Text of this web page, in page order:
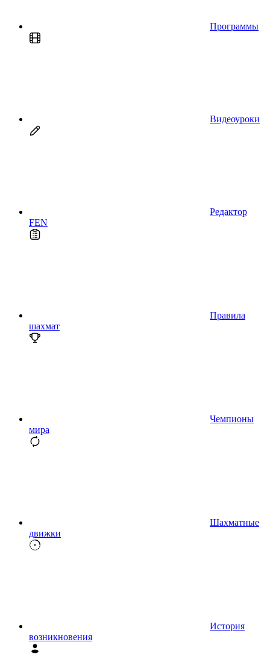
Программы
Видеоуроки
Редактор
FEN
Правила
шахмат
Чемпионы
мира
Шахматные
движки
История
возникновения